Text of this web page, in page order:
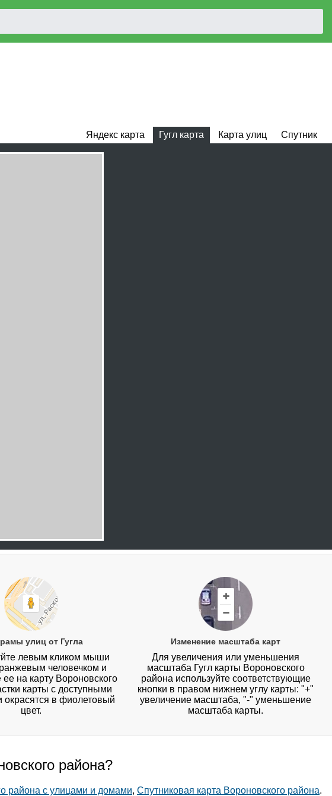
Яндекс карта Гугл карта Карта улиц Спутник
улиц от Гугла
левым кликом мыши
человечком и
ее на карту Вороновского
карты с доступными
окрасятся в фиолетовый
цвет.
Изменение масштаба карт
Для увеличения или уменьшения
масштаба Гугл карты Вороновского
района используйте соответствующие
кнопки в правом нижнем углу карты: "+"
увеличение масштаба, "-" уменьшение
масштаба карты.
района?
района с улицами и домами, Спутниковая карта Вороновского района.